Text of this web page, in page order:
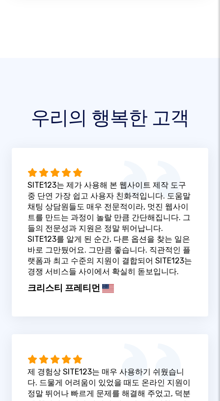
우리의 행복한 고객
SITE123는 제가 사용해 본 웹사이트 제작 도구
중 단연 가장 쉽고 사용자 친화적입니다. 도움말
채팅 상담원들도 매우 전문적이라, 멋진 웹사이
트를 만드는 과정이 놀랄 만큼 간단해집니다. 그
들의 전문성과 지원은 정말 뛰어납니다.
SITE123를 알게 된 순간, 다른 옵션을 찾는 일은
바로 그만뒀어요. 그만큼 좋습니다. 직관적인 플
랫폼과 최고 수준의 지원이 결합되어 SITE123는
경쟁 서비스들 사이에서 확실히 돋보입니다.
크리스티 프레티먼
제 경험상 SITE123는 매우 사용하기 쉬웠습니
다. 드물게 어려움이 있었을 때도 온라인 지원이
정말 뛰어나 빠르게 문제를 해결해 주었고, 덕분